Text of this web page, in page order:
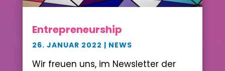
Entrepreneurship
26. JANUAR 2022 | NEWS
Wir freuen uns, im Newsletter der